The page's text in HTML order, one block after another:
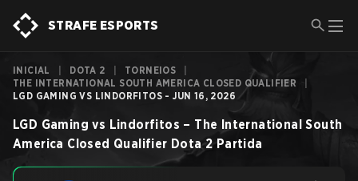
STRAFE ESPORTS
INICIAL DOTA 2 TORNEIOS
THE INTERNATIONAL SOUTH AMERICA CLOSED QUALIFIER
LGD GAMING VS LINDORFITOS - JUN 16, 2026
LGD Gaming vs Lindorfitos – The International South
America Closed Qualifier Dota 2 Partida